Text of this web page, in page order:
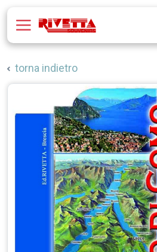
torna indietro